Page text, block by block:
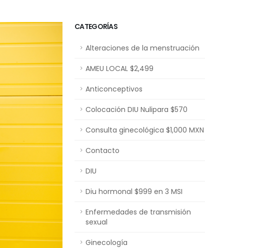
CATEGORÍAS
Alteraciones de la menstruación
AMEU LOCAL $2,499
Anticonceptivos
Colocación DIU Nulipara $570
Consulta ginecológica $1,000 MXN
Contacto
DIU
Diu hormonal $999 en 3 MSI
Enfermedades de transmisión
sexual
Ginecología